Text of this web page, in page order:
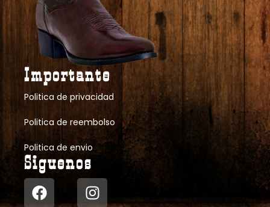
Importante
Politica de privacidad
Politica de reembolso
Politica de envio
Siguenos